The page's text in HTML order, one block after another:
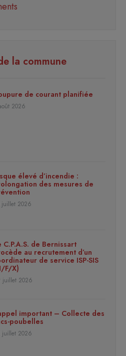
la commune
de courant planifiée
2026
élevé d’incendie :
des mesures de
juillet 2026
C.P.A.S. de Bernissart
au recrutement d’un
de service ISP-SIS
F/X)
juillet 2026
important – Collecte des
poubelles
juillet 2026